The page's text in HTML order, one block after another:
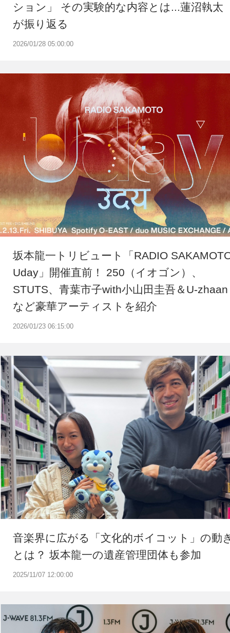
2026/01/28 05:00:00
ション」 その実験的な内容とは...蓮沼執太
が振り返る
2026/01/23 06:15:00
坂本龍一トリビュート「RADIO
Uday」開催直前！ 250（イオゴン）、
STUTS、青葉市子with小山田圭吾＆U-zhaan
など豪華アーティストを紹介
2025/11/07 12:00:00
音楽界に広がる「文化的ボイコット」の動
とは？ 坂本龍一の遺産管理団体も参加